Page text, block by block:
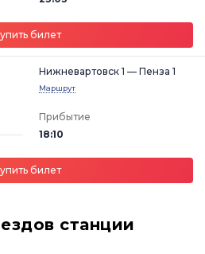
билет
Нижневартовск 1 — Пенза 1
Маршрут
Прибытие
18:10
билет
станции